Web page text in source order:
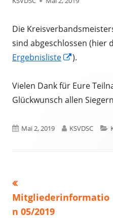
Die
sind abgeschlossen (hier
Ergebnisliste
In
Fenster
öffnen
).
Vielen Dank für Eure
Glückwunsch allen
Veröffentlicht
Mai 2, 2019 Autor
KSVDSC
Beitrag:
Mitgliederinformatio
n 05/2019